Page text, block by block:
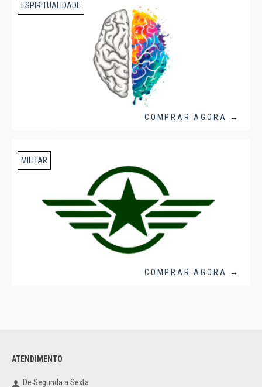
ESPIRITUALIDADE
COMPRAR AGORA →
MILITAR
COMPRAR AGORA →
ATENDIMENTO
De Segunda a Sexta